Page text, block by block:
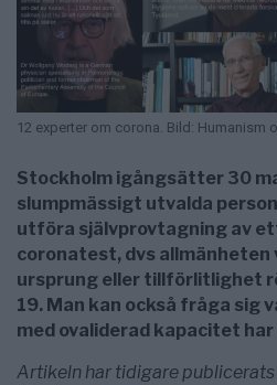
12 experter om corona. Bild: Humanism
Stockholm igångsätter 30
slumpmässigt utvalda
utföra självprovtagning av
coronatest, dvs allmänheten
ursprung eller tillförlitlighet
19. Man kan också fråga sig
med ovaliderad kapacitet
Artikeln har tidigare